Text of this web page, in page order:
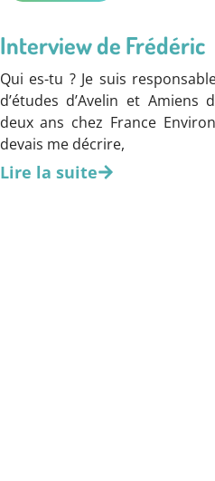
Interview de Frédéric
Qui es-tu ? Je suis
d’études d’Avelin et Amiens
deux ans chez France
devais me décrire,
Lire la suite